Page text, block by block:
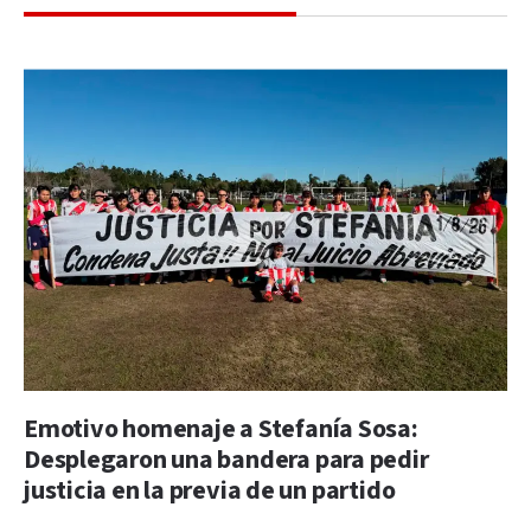
Emotivo homenaje a Stefanía Sosa:
Desplegaron una bandera para pedir
justicia en la previa de un partido